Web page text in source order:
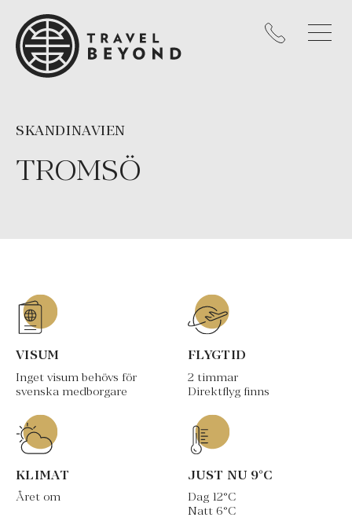
TROMSÖ
SKANDINAVIEN
VISUM
Inget visum behövs för
svenska medborgare
FLYGTID
2 timmar
Direktflyg finns
KLIMAT
Året om
JUST NU 9°C
Dag 12°C
Natt 6°C